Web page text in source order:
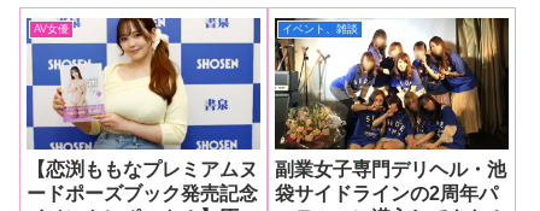
AV女優
【恋渕ももなプレミアムヌ
ードポーズブック発売記念
イベント、雑談
副業女子専門デリヘル・池
袋サイドラインの2周年パ